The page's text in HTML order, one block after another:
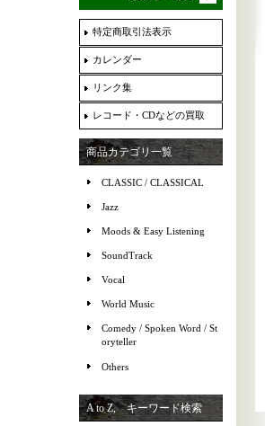
特定商取引法表示
カレンダー
リンク集
レコード・CDなどの買取
商品カテゴリ一覧
CLASSIC / CLASSICAL
Jazz
Moods & Easy Listening
SoundTrack
Vocal
World Music
Comedy / Spoken Word / St
oryteller
Others
A to Z, キーワード検索